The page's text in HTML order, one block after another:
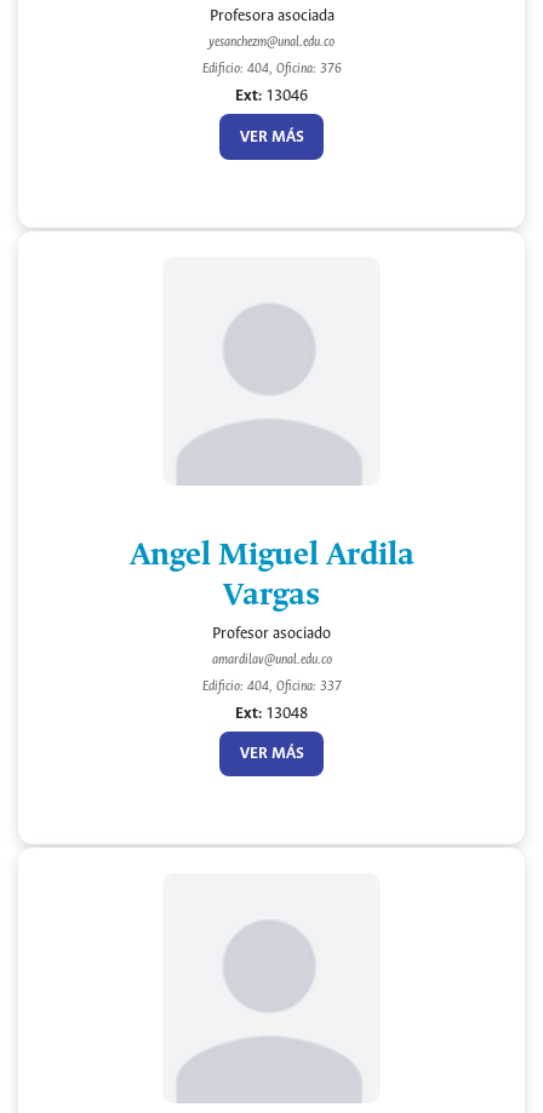
Profesora asociada
yesanchezm@unal.edu.co
Edificio: 404, Oficina: 376
Ext: 13046
VER MÁS
Angel Miguel Ardila
Vargas
Profesor asociado
amardilav@unal.edu.co
Edificio: 404, Oficina: 337
Ext: 13048
VER MÁS